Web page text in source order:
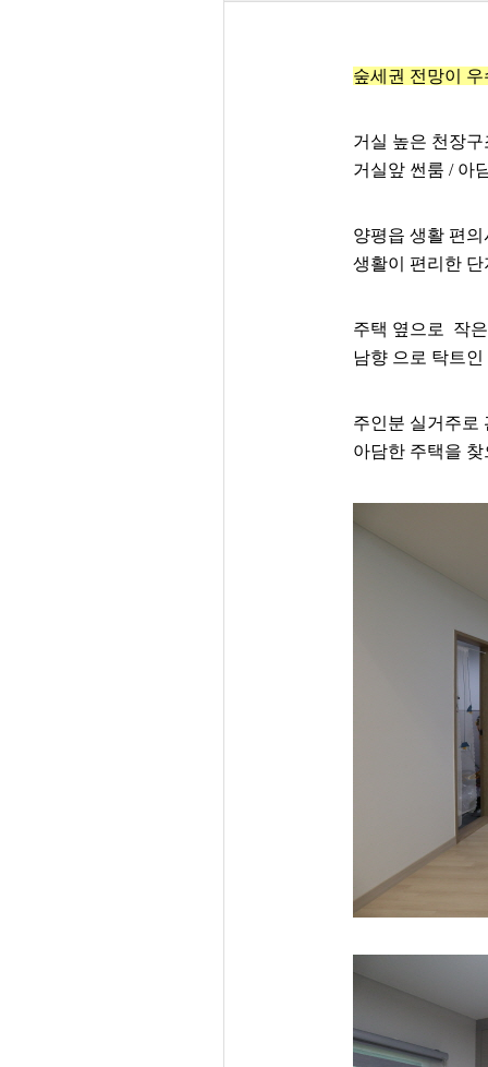
숲세권 전망이
거실 높은 천장
거실앞 썬룸 / 아
양평읍 생활 편
생활이 편리한
주택 옆으로 작
남향 으로 탁트
주인분 실거주로
아담한 주택을